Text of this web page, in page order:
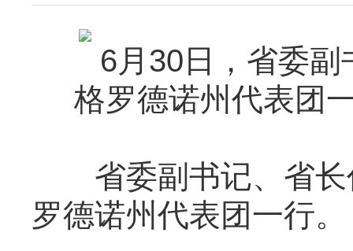
6月30日，省委副
格罗德诺州代表团
省委副书记、省长
罗德诺州代表团一行。